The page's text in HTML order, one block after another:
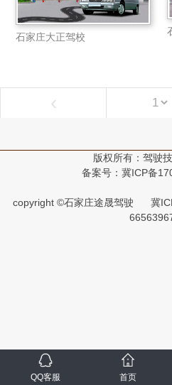
石家庄大正驾校
‹
版权所有：驾驶
备案号：冀ICP备
copyright ©石家庄途晟驾驶 冀
QQ客服 首页